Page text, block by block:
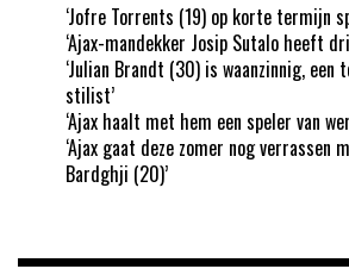
‘Jofre Torrents (19) op korte termijn
‘Ajax-mandekker Josip Sutalo heeft
‘Julian Brandt (30) is waanzinnig, een
stilist’
‘Ajax haalt met hem een speler van
‘Ajax gaat deze zomer nog verrassen
Bardghji (20)’